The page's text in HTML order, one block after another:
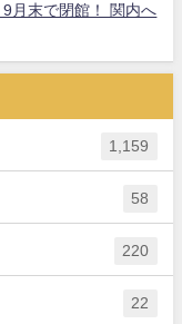
月末で閉館！ 関内へ
1,159
58
220
22